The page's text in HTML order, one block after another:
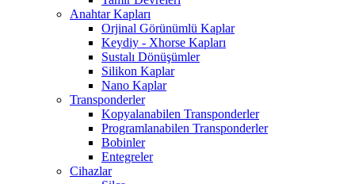
Anahtar Kapları
Orjinal Görünümlü Kaplar
Keydiy - Xhorse Kapları
Sustalı Dönüşümler
Silikon Kaplar
Nano Kaplar
Transponderler
Kopyalanabilen Transponderler
Programlanabilen Transponderler
Bobinler
Entegreler
Cihazlar